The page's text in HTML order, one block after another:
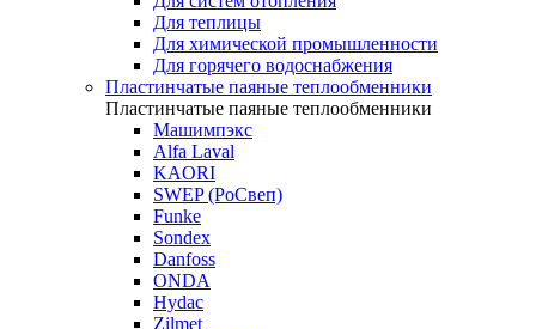
Для теплицы
Для химической промышленности
Для горячего водоснабжения
Пластинчатые паяные теплообменники
Пластинчатые паяные теплообменники
Машимпэкс
Alfa Laval
KAORI
SWEP (РоСвеп)
Funke
Sondex
Danfoss
ONDA
Hydac
Zilmet